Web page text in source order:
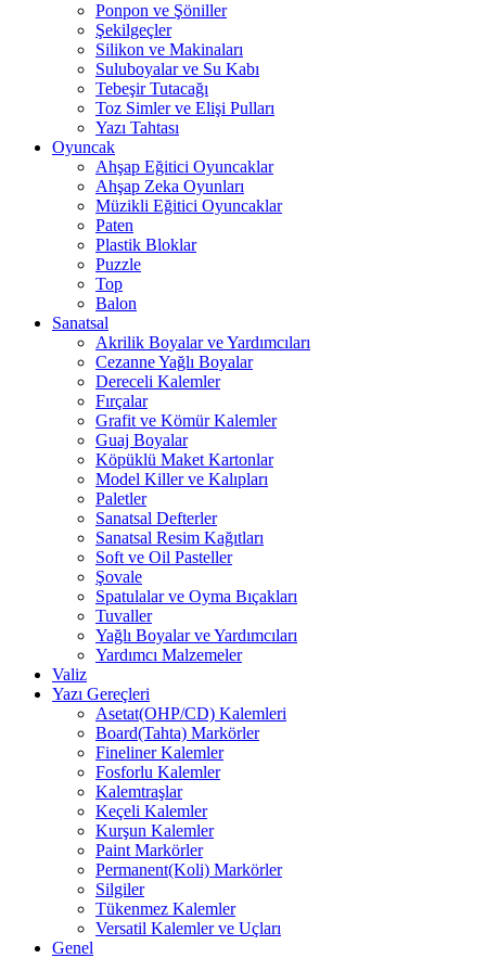
Ponpon ve Şöniller
Şekilgeçler
Silikon ve Makinaları
Suluboyalar ve Su Kabı
Tebeşir Tutacağı
Toz Simler ve Elişi Pulları
Yazı Tahtası
Oyuncak
Ahşap Eğitici Oyuncaklar
Ahşap Zeka Oyunları
Müzikli Eğitici Oyuncaklar
Paten
Plastik Bloklar
Puzzle
Top
Balon
Sanatsal
Akrilik Boyalar ve Yardımcıları
Cezanne Yağlı Boyalar
Dereceli Kalemler
Fırçalar
Grafit ve Kömür Kalemler
Guaj Boyalar
Köpüklü Maket Kartonlar
Model Killer ve Kalıpları
Paletler
Sanatsal Defterler
Sanatsal Resim Kağıtları
Soft ve Oil Pasteller
Şovale
Spatulalar ve Oyma Bıçakları
Tuvaller
Yağlı Boyalar ve Yardımcıları
Yardımcı Malzemeler
Valiz
Yazı Gereçleri
Asetat(OHP/CD) Kalemleri
Board(Tahta) Markörler
Fineliner Kalemler
Fosforlu Kalemler
Kalemtraşlar
Keçeli Kalemler
Kurşun Kalemler
Paint Markörler
Permanent(Koli) Markörler
Silgiler
Tükenmez Kalemler
Versatil Kalemler ve Uçları
Genel